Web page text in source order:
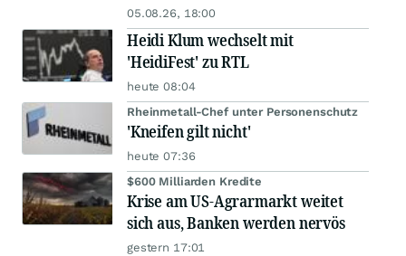
05.08.26, 18:00
Heidi Klum wechselt mit
'HeidiFest' zu RTL
heute 08:04
Rheinmetall-Chef unter Personenschutz
'Kneifen gilt nicht'
heute 07:36
$600 Milliarden Kredite
Krise am US-Agrarmarkt weitet
sich aus, Banken werden nervös
gestern 17:01